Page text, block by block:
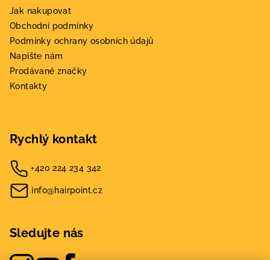
Jak nakupovat
Obchodní podmínky
Podmínky ochrany osobních údajů
Napište nám
Prodávané značky
Kontakty
Rychlý kontakt
+420 224 234 342
info@hairpoint.cz
Sledujte nás